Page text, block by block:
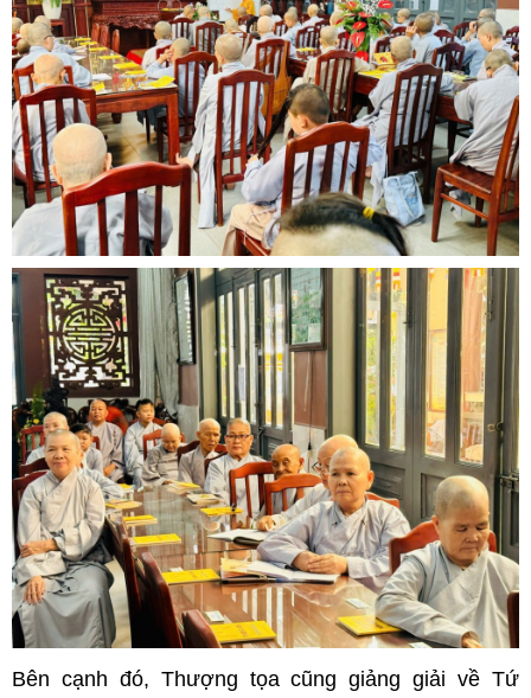
Bên cạnh đó, Thượng tọa cũng giảng giải về Tứ